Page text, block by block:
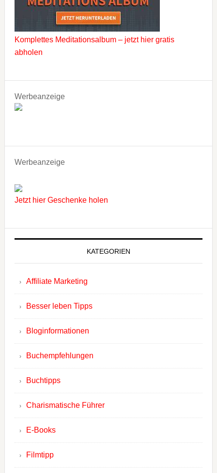
Komplettes Meditationsalbum – jetzt hier gratis
abholen
Werbeanzeige
Werbeanzeige
Jetzt hier Geschenke holen
KATEGORIEN
Affiliate Marketing
Besser leben Tipps
Bloginformationen
Buchempfehlungen
Buchtipps
Charismatische Führer
E-Books
Filmtipp